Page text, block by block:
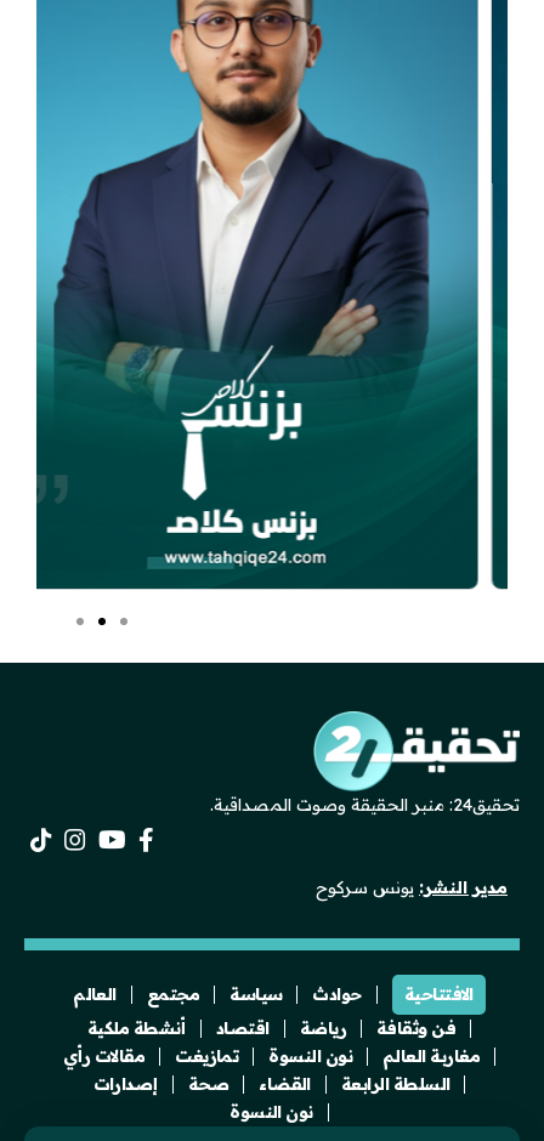
تحقيق24: منبر الحقيقة وصوت المصداقية.
مدير النشر: يونس سركوح
الافتتاحية حوادث سياسة مجتمع
العالم
فن وثقافة
رياضة اقتصاد
أنشطة ملكية
مغاربة العالم
نون النسوة تمازيغت
مقالات رأي
السلطة الرابعة
القضاء صحة
إصدارات
نون النسوة